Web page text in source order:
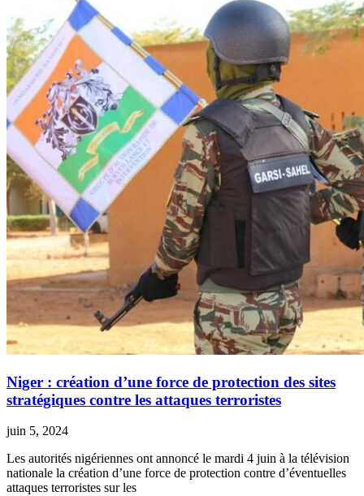
Niger : création d’une force de protection des sites
stratégiques contre les attaques terroristes
juin 5, 2024
Les autorités nigériennes ont annoncé le mardi 4 juin à la télévision
nationale la création d’une force de protection contre d’éventuelles
attaques terroristes sur les